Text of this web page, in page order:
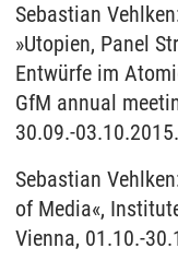
Sebastian
»Utopien, Panel
Entwürfe im
GfM annual
30.09.-03.10.2015.
Sebastian
of Media«,
Vienna, 01.10.-